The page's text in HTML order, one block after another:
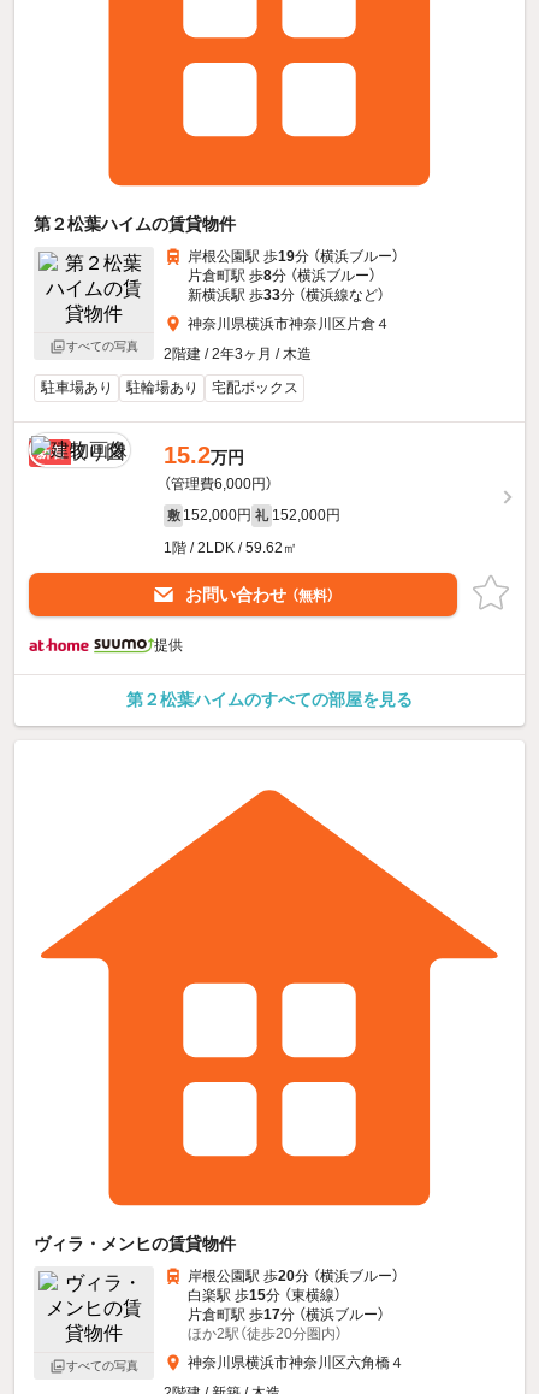
第２松葉ハイムの賃貸物件
すべての写真
岸根公園駅 歩19分 （横浜ブルー）
片倉町駅 歩8分 （横浜ブルー）
新横浜駅 歩33分 （横浜線など）
神奈川県横浜市神奈川区片倉４
2階建 / 2年3ヶ月 / 木造
駐車場あり
駐輪場あり 宅配ボックス
新着 15.2万円
（管理費6,000円）
敷 152,000円 礼 152,000円
1階 / 2LDK / 59.62㎡
お問い合わせ （無料）
提供
第２松葉ハイムのすべての部屋を見る
ヴィラ・メンヒの賃貸物件
すべての写真
岸根公園駅 歩20分 （横浜ブルー）
白楽駅 歩15分 （東横線）
片倉町駅 歩17分 （横浜ブルー）
ほか2駅（徒歩20分圏内）
神奈川県横浜市神奈川区六角橋４